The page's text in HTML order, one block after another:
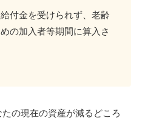
付金を受けられず、老齢
の加入者等期間に算入さ
の現在の資産が減るどころ